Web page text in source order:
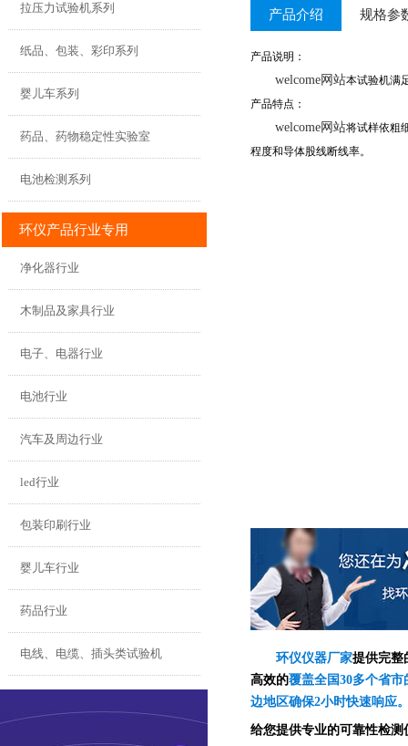
拉压力试验机系列
纸品、包装、彩印系列
婴儿车系列
药品、药物稳定性实验室
电池检测系列
环仪产品行业专用
净化器行业
木制品及家具行业
电子、电器行业
电池行业
汽车及周边行业
led行业
包装印刷行业
婴儿车行业
药品行业
电线、电缆、插头类试验机
产品介绍 规格参
产品说明：
welcome网站本试验机满
产品特点：
welcome网站将试样依粗
程度和导体股线断线率。
环仪仪器厂家提供完整
高效的覆盖全国30多个省
边地区确保2小时快速响应
给您提供专业的可靠性检测